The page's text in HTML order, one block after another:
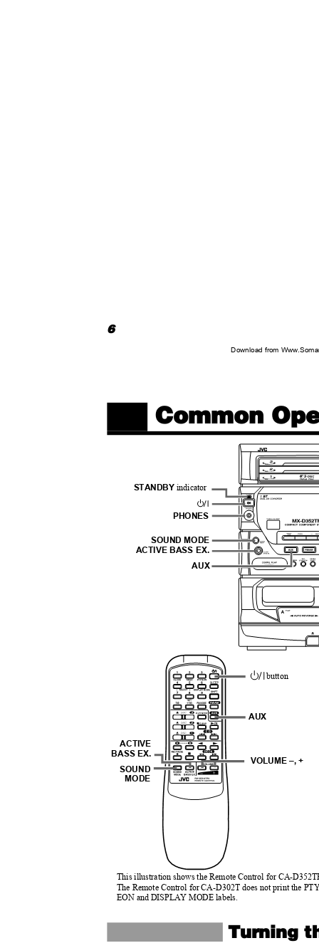
6
Download from
Common
DISC
STANDBY indicator
PHONES
SOUND MODE
ACTIVE BASS EX.
AUX
button
AUX
ACTIVE
BASS EX.
VOLUME –, +
SOUND
MODE
This illustration shows the Remote Control for CA-
The Remote Control for CA-D302T does not print the
EON and DISPLAY MODE labels.
Turning